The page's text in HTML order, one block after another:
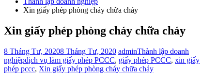
Xin giấy phép phòng cháy chữa cháy
Xin giấy phép phòng cháy chữa cháy
8 Tháng Tư, 20208 Tháng Tư, 2020 adminThành lập doanh
nghiệpdịch vụ làm giấy phép PCCC, giấy phép PCCC, xin giấy
phép pccc, Xin giấy phép phòng cháy chữa cháy